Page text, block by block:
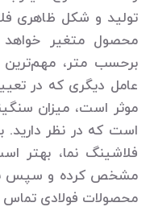
تولید و شکل ظاهری
محصول متغیر
برحسب متر،
عامل دیگری که در
موثر است، میزان
است که در نظر دارید.
فلاشینگ نما، بهتر
مشخص کرده و سپس با
محصولات فولادی